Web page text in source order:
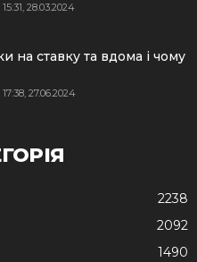
15:31, 28.03.2024
на ставку та вдома і чому
17:38, 27.06.2024
2238
2092
1490